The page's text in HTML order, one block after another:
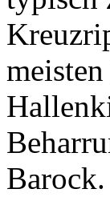
Barock.